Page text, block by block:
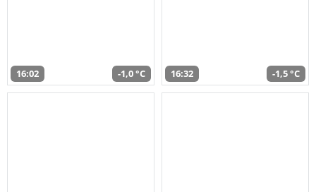
16:02 -1,0 °C 16:32 -1,5 °C